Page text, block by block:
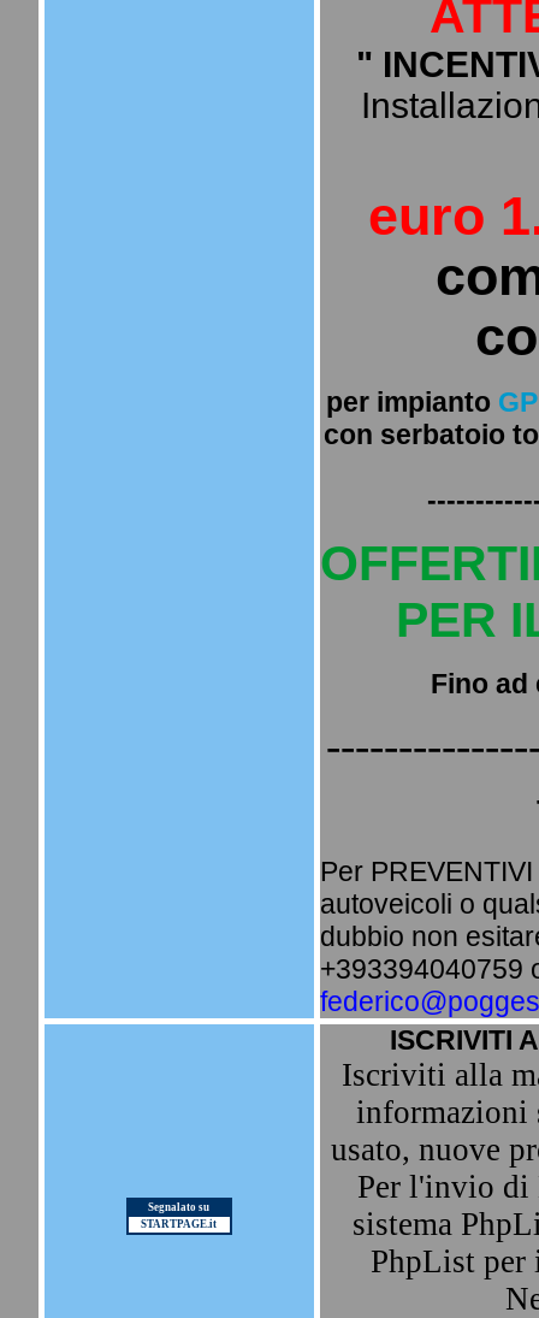
"
euro
per impianto
con serbatoio
PER
Fino ad
Per
autoveicoli o
dubbio non
+393394040759
Segnalato su
STARTPAGE.it
ISCRIVITI
Iscriviti alla
informazioni
usato, nuove
Per l'invio di
sistema
PhpList per